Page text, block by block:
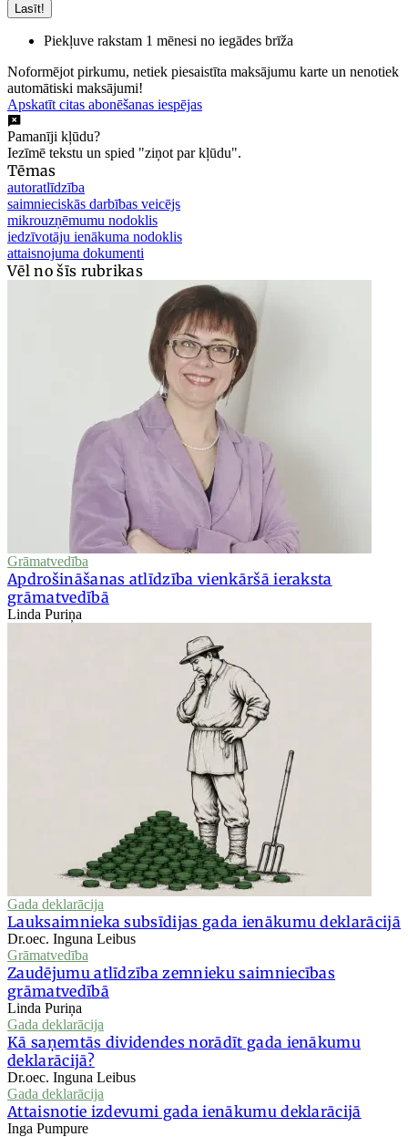
Lasīt!
Piekļuve rakstam 1 mēnesi no iegādes brīža
Noformējot pirkumu, netiek piesaistīta maksājumu karte un nenotiek
automātiski maksājumi!
Apskatīt citas abonēšanas iespējas
Pamanīji kļūdu?
Iezīmē tekstu un spied "ziņot par kļūdu".
Tēmas
autoratlīdzība
saimnieciskās darbības veicējs
mikrouzņēmumu nodoklis
iedzīvotāju ienākuma nodoklis
attaisnojuma dokumenti
Vēl no šīs rubrikas
Grāmatvedība
Apdrošināšanas atlīdzība vienkāršā ieraksta
grāmatvedībā
Linda Puriņa
Gada deklarācija
Lauksaimnieka subsīdijas gada ienākumu deklarācijā
Dr.oec. Inguna Leibus
Grāmatvedība
Zaudējumu atlīdzība zemnieku saimniecības
grāmatvedībā
Linda Puriņa
Gada deklarācija
Kā saņemtās dividendes norādīt gada ienākumu
deklarācijā?
Dr.oec. Inguna Leibus
Gada deklarācija
Attaisnotie izdevumi gada ienākumu deklarācijā
Inga Pumpure